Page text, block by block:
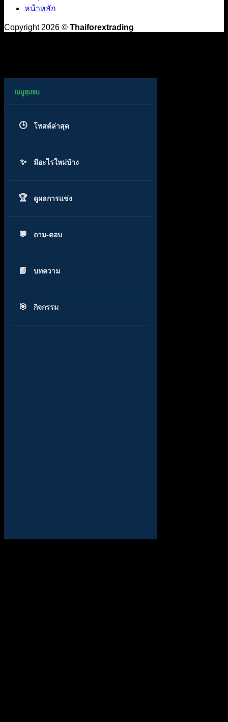
หน้าหลัก
Copyright 2026 © Thaiforextrading
โพสต์ล่าสุด
มีอะไรใหม่บ้าง
ดูผลการแข่ง
ถาม-ตอบ
บทความ
กิจกรรม